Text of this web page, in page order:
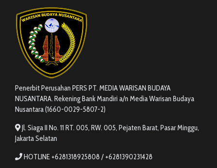
Penerbit Perusahan PERS PT. MEDIA WARISAN BUDAYA
NUSANTARA. Rekening Bank Mandiri a/n Media Warisan Budaya
Nusantara (1660-0029-5807-2)
Jl. Siaga II No. 11 RT. 005, RW. 005, Pejaten Barat, Pasar Minggu,
Jakarta Selatan
HOTLINE +6281318925808 / +6281390231428